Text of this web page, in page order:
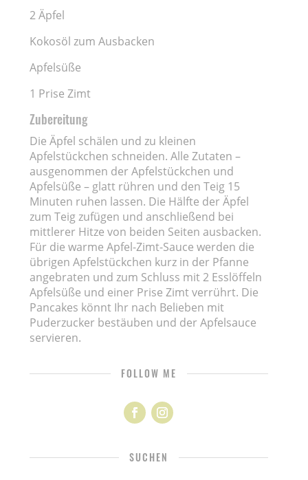
2 Äpfel
Kokosöl zum Ausbacken
Apfelsüße
1 Prise Zimt
Zubereitung
Die Äpfel schälen und zu kleinen
Apfelstückchen schneiden. Alle Zutaten –
ausgenommen der Apfelstückchen und
Apfelsüße – glatt rühren und den Teig 15
Minuten ruhen lassen. Die Hälfte der Äpfel
zum Teig zufügen und anschließend bei
mittlerer Hitze von beiden Seiten ausbacken.
Für die warme Apfel-Zimt-Sauce werden die
übrigen Apfelstückchen kurz in der Pfanne
angebraten und zum Schluss mit 2 Esslöffeln
Apfelsüße und einer Prise Zimt verrührt. Die
Pancakes könnt Ihr nach Belieben mit
Puderzucker bestäuben und der Apfelsauce
servieren.
FOLLOW ME
SUCHEN